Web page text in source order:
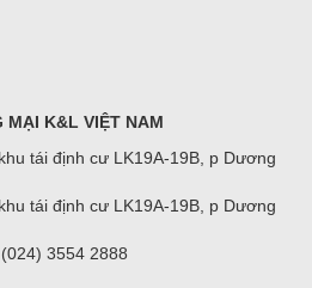
MẠI K&L VIỆT NAM
tái định cư LK19A-19B, p Dương
tái định cư LK19A-19B, p Dương
3554 2888